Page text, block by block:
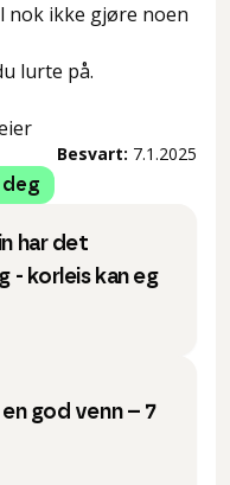
nok ikke gjøre noen
lurte på.
Besvart: 7.1.2025
har det
- korleis kan eg
en god venn – 7